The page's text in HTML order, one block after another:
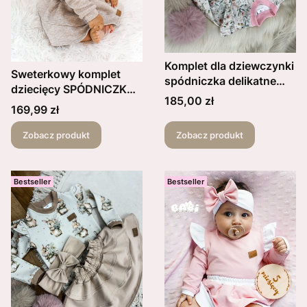
Sweterkowy komplet
dziecięcy SPÓDNICZKA
Z FALBANKĄ, OPASKA
supłek ORAZ BLUZKA Z
FALBANKĄ
Cena
169,99 zł
Zobacz produkt
Komplet dla dziewczynki
spódniczka delikatne
bukiety trzy falbanki love
plus opaska brzoskwinia
oraz body lub bluzka
kwiatki
Cena
185,00 zł
Zobacz produkt
Bestseller Bestseller